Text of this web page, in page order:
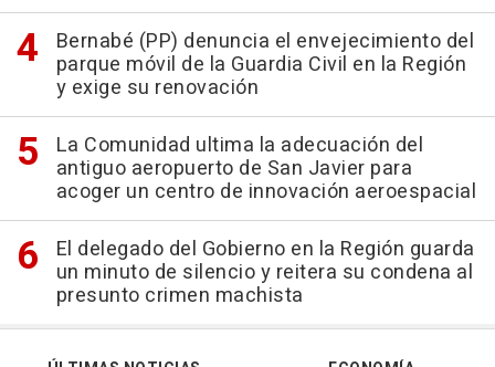
Bernabé (PP) denuncia el envejecimiento del
parque móvil de la Guardia Civil en la Región
y exige su renovación
La Comunidad ultima la adecuación del
antiguo aeropuerto de San Javier para
acoger un centro de innovación aeroespacial
El delegado del Gobierno en la Región guarda
un minuto de silencio y reitera su condena al
presunto crimen machista